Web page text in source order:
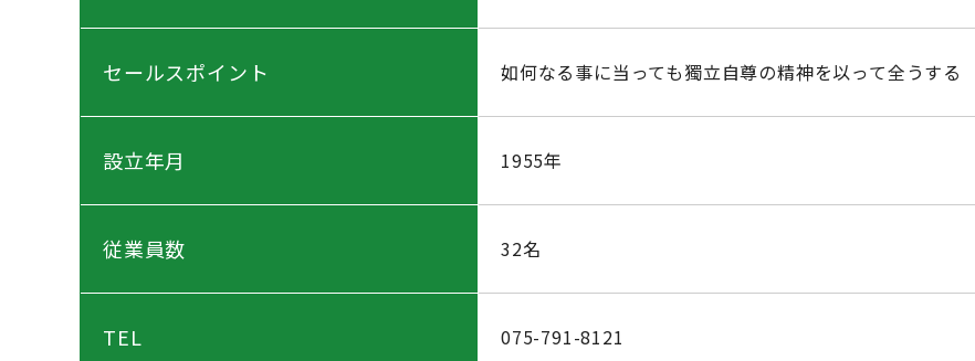
セールスポイント 如何なる事に当っても獨立自尊の精神を以って全うする
設立年月 1955年
従業員数 32名
TEL 075-791-8121